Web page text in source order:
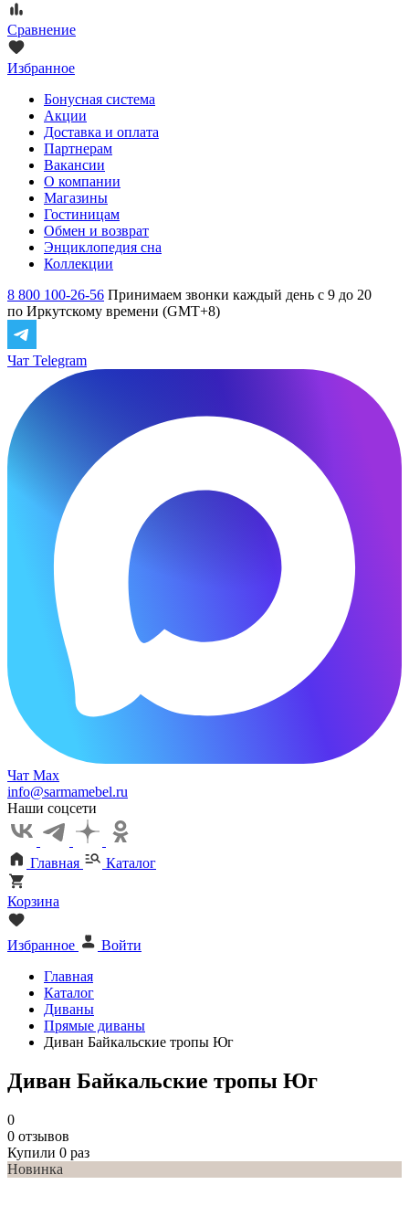
Сравнение
Избранное
Бонусная система
Акции
Доставка и оплата
Партнерам
Вакансии
О компании
Магазины
Гостиницам
Обмен и возврат
Энциклопедия сна
Коллекции
8 800 100-26-56 Принимаем звонки каждый день с 9 до 20
по Иркутскому времени (GMT+8)
Чат Telegram
Чат Max
info@sarmamebel.ru
Наши соцсети
Главная Каталог
Корзина
Избранное
Войти
Главная
Каталог
Диваны
Прямые диваны
Диван Байкальские тропы Юг
Диван Байкальские тропы Юг
0
0 отзывов
Купили 0 раз
Новинка